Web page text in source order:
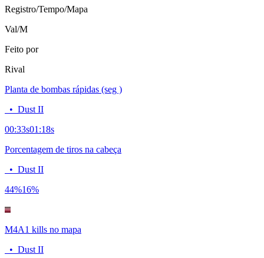
Registro/Tempo/Mapa
Val/M
Feito por
Rival
Planta de bombas rápidas (seg )
• Dust II
00:33s01:18s
Porcentagem de tiros na cabeça
• Dust II
44%16%
M4A1 kills no mapa
• Dust II